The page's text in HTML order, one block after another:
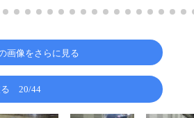
画像をさらに見る
20/44